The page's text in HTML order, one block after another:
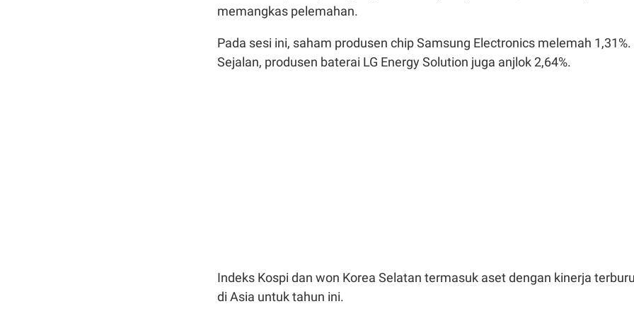
memangkas pelemahan.
Pada sesi ini, saham produsen chip Samsung Electronics melemah 1,31%.
Sejalan, produsen baterai LG Energy Solution juga anjlok 2,64%.
Indeks Kospi dan won Korea Selatan termasuk aset dengan kinerja
di Asia untuk tahun ini.